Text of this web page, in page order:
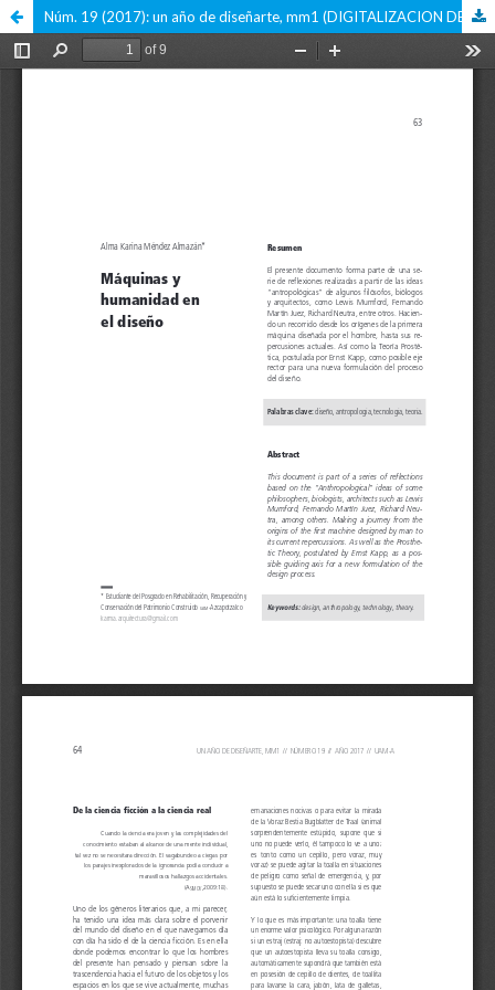
Núm. 19 (2017): un año de diseñarte, mm1 (DIGITALIZACION DE LA VERSION IMPRESA)